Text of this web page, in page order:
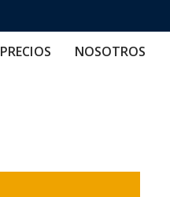
PRECIOS NOSOTROS